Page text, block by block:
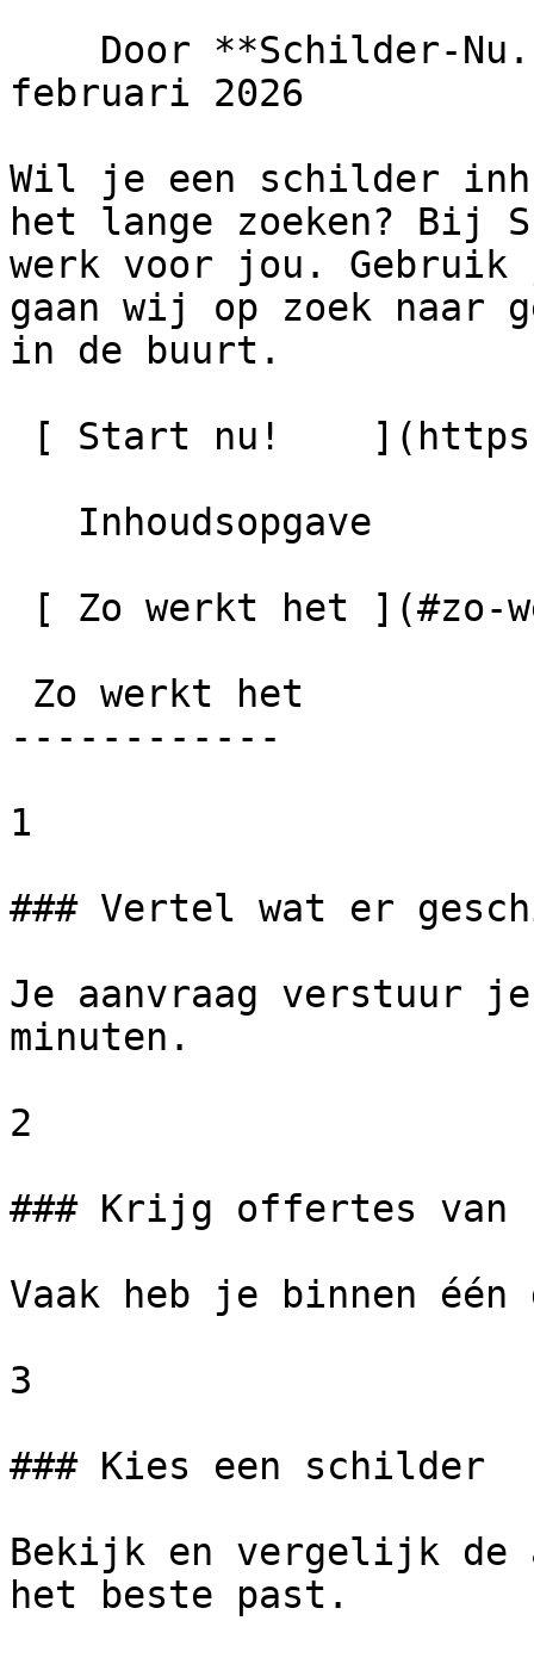
februari 2026
Wil je een schilder
het lange zoeken? Bij
werk voor jou.
gaan wij op zoek
in de buurt.
------------
1
### Vertel wat er
Je aanvraag verstuur
minuten.
2
### Krijg offertes van
Vaak heb je binnen
3
### Kies een schilder
Bekijk en vergelijk de
het beste past.